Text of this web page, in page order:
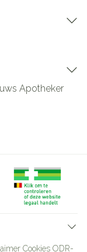
Apotheker
Cookies ODR-